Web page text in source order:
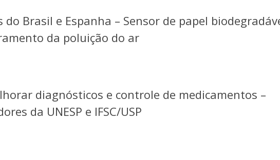
Brasil e Espanha – Sensor de papel
da poluição do ar
diagnósticos e controle de medicamentos –
da UNESP e IFSC/USP